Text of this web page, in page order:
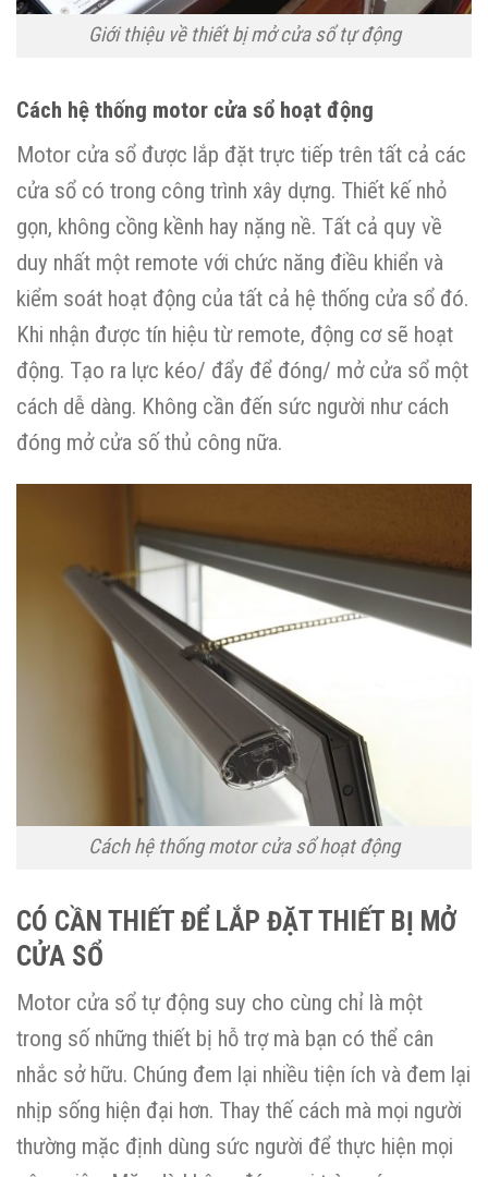
Giới thiệu về thiết bị mở cửa sổ tự động
Cách hệ thống motor cửa sổ hoạt động
Motor cửa sổ được lắp đặt trực tiếp trên tất cả các
cửa sổ có trong công trình xây dựng. Thiết kế nhỏ
gọn, không cồng kềnh hay nặng nề. Tất cả quy về
duy nhất một remote với chức năng điều khiển và
kiểm soát hoạt động của tất cả hệ thống cửa sổ đó.
Khi nhận được tín hiệu từ remote, động cơ sẽ hoạt
động. Tạo ra lực kéo/ đẩy để đóng/ mở cửa sổ một
cách dễ dàng. Không cần đến sức người như cách
đóng mở cửa số thủ công nữa.
Cách hệ thống motor cửa sổ hoạt động
CÓ CẦN THIẾT ĐỂ LẮP ĐẶT THIẾT BỊ MỞ
CỬA SỔ
Motor cửa sổ tự động suy cho cùng chỉ là một
trong số những thiết bị hỗ trợ mà bạn có thể cân
nhắc sở hữu. Chúng đem lại nhiều tiện ích và đem lại
nhịp sống hiện đại hơn. Thay thế cách mà mọi người
thường mặc định dùng sức người để thực hiện mọi